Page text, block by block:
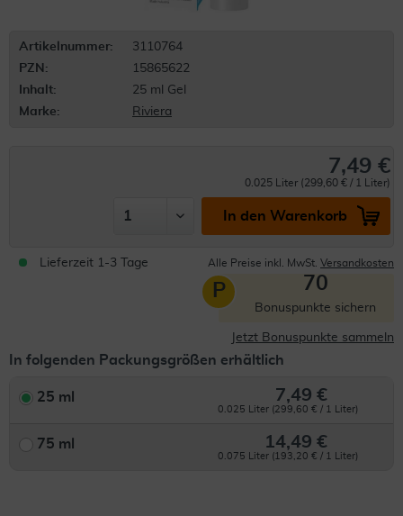
Artikelnummer:
3110764
PZN:
15865622
Inhalt:
25 ml Gel
Marke:
Riviera
7,49 €
0.025 Liter (299,60 € / 1 Liter)
In den Warenkorb
Lieferzeit 1-3 Tage Alle Preise inkl. MwSt. Versandkosten
P 70
Bonuspunkte sichern
Jetzt Bonuspunkte sammeln
In folgenden Packungsgrößen erhältlich
25 ml 7,49 €
0.025 Liter (299,60 € / 1 Liter)
75 ml 14,49 €
0.075 Liter (193,20 € / 1 Liter)